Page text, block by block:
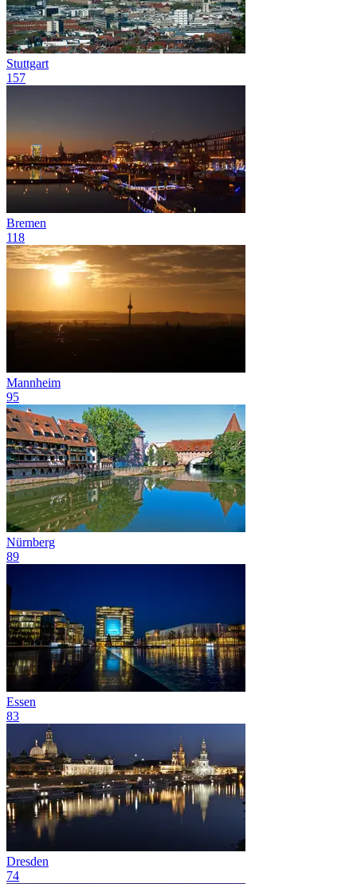
Stuttgart
157
Bremen
118
Mannheim
95
Nürnberg
89
Essen
83
Dresden
74